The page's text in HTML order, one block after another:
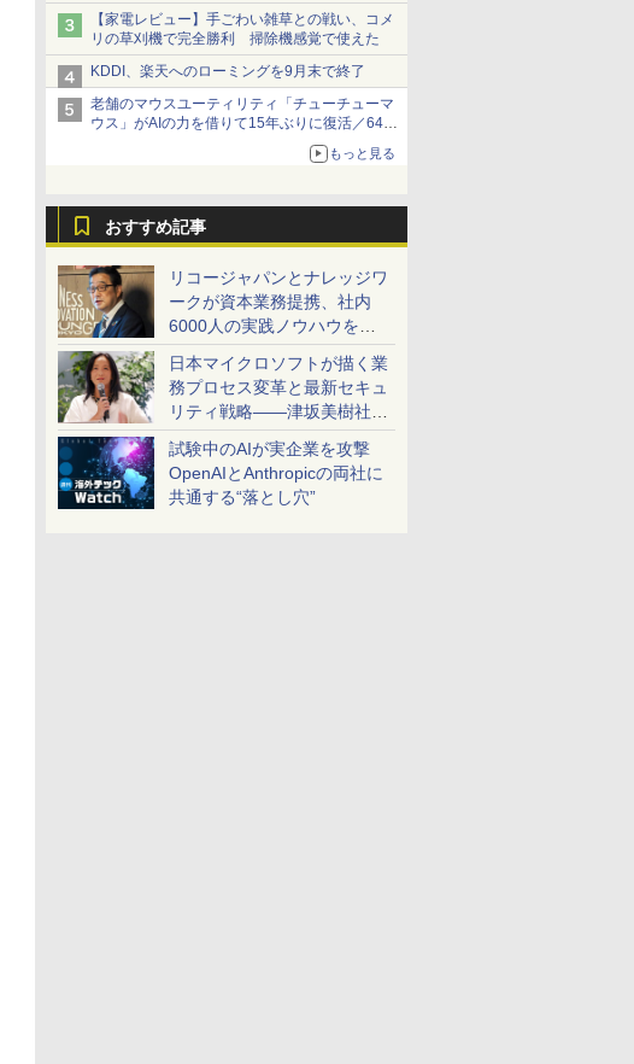
【家電レビュー】手ごわい雑草との戦い、コメ
リの草刈機で完全勝利 掃除機感覚で使えた
KDDI、楽天へのローミングを9月末で終了
老舗のマウスユーティリティ「チューチューマ
ウス」がAIの力を借りて15年ぶりに復活／64bit
化、Windows 10/11、「Chrome」も走り回
る。復活記念で2026年末まで500円
もっと見る
おすすめ記事
リコージャパンとナレッジワ
ークが資本業務提携、社内
6000人の実践ノウハウを生
かした「AI商談記録 for
RICOH」を展開へ
日本マイクロソフトが描く業
務プロセス変革と最新セキュ
リティ戦略――津坂美樹社長
が2027年度戦略を説明
試験中のAIが実企業を攻撃
OpenAIとAnthropicの両社に
共通する“落とし穴”